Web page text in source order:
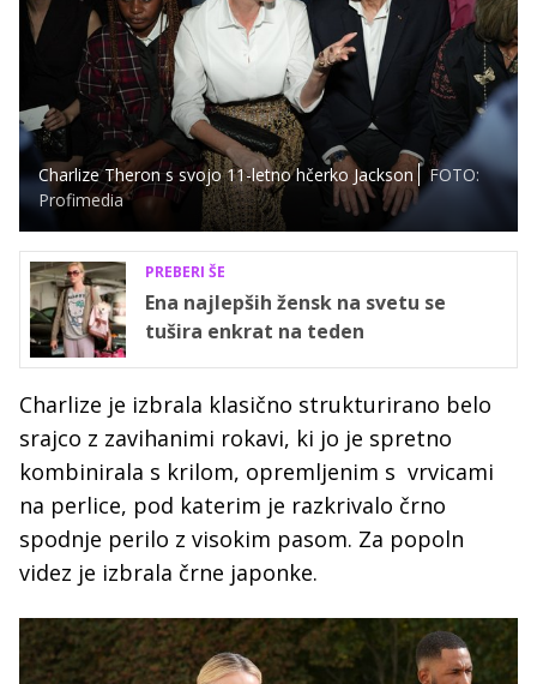
Charlize Theron s svojo 11-letno hčerko Jackson
FOTO:
Profimedia
PREBERI ŠE
Ena najlepših žensk na svetu se
tušira enkrat na teden
Charlize je izbrala klasično strukturirano belo
srajco z zavihanimi rokavi, ki jo je spretno
kombinirala s krilom, opremljenim s vrvicami
na perlice, pod katerim je razkrivalo črno
spodnje perilo z visokim pasom. Za popoln
videz je izbrala črne japonke.